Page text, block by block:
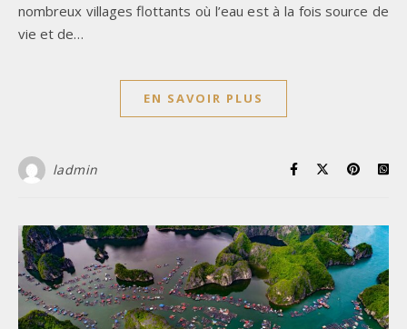
nombreux villages flottants où l’eau est à la fois source de
vie et de…
EN SAVOIR PLUS
ladmin